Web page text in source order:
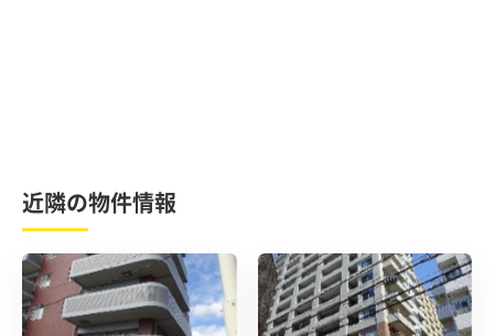
近隣の物件情報